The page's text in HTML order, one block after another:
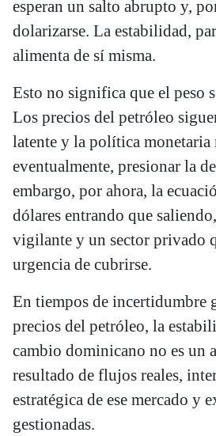
esperan un salto abrupto y,
dolarizarse. La estabilidad,
alimenta de sí misma.
Esto no significa que el peso
Los precios del petróleo
latente y la política monetaria
eventualmente, presionar la
embargo, por ahora, la
dólares entrando que
vigilante y un sector privado
urgencia de cubrirse.
En tiempos de incertidumbre
precios del petróleo, la
cambio dominicano no es un
resultado de flujos reales,
estratégica de ese mercado y
gestionadas.